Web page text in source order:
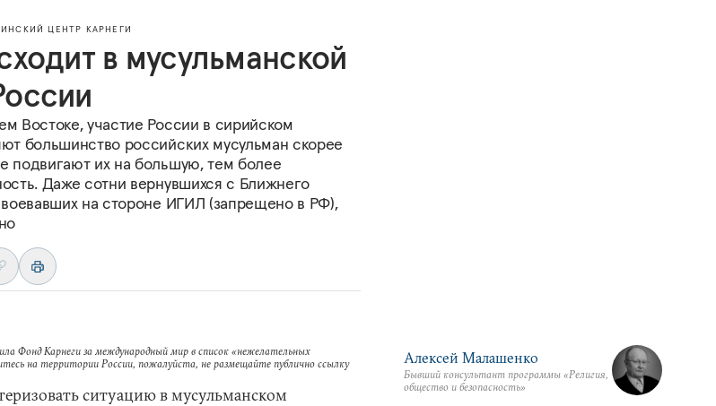
ЦЕНТР КАРНЕГИ
в мусульманской
Востоке, участие России в сирийском
большинство российских мусульман скорее
подвигают их на большую, тем более
Даже сотни вернувшихся с Ближнего
воевавших на стороне ИГИЛ (запрещено в РФ),
Фонд Карнеги за международный мир в список «нежелательных
на территории России, пожалуйста, не размещайте публично ссылку
ситуацию в мусульманском
Алексей Малашенко
Бывший консультант программы «Религия,
общество и безопасность»